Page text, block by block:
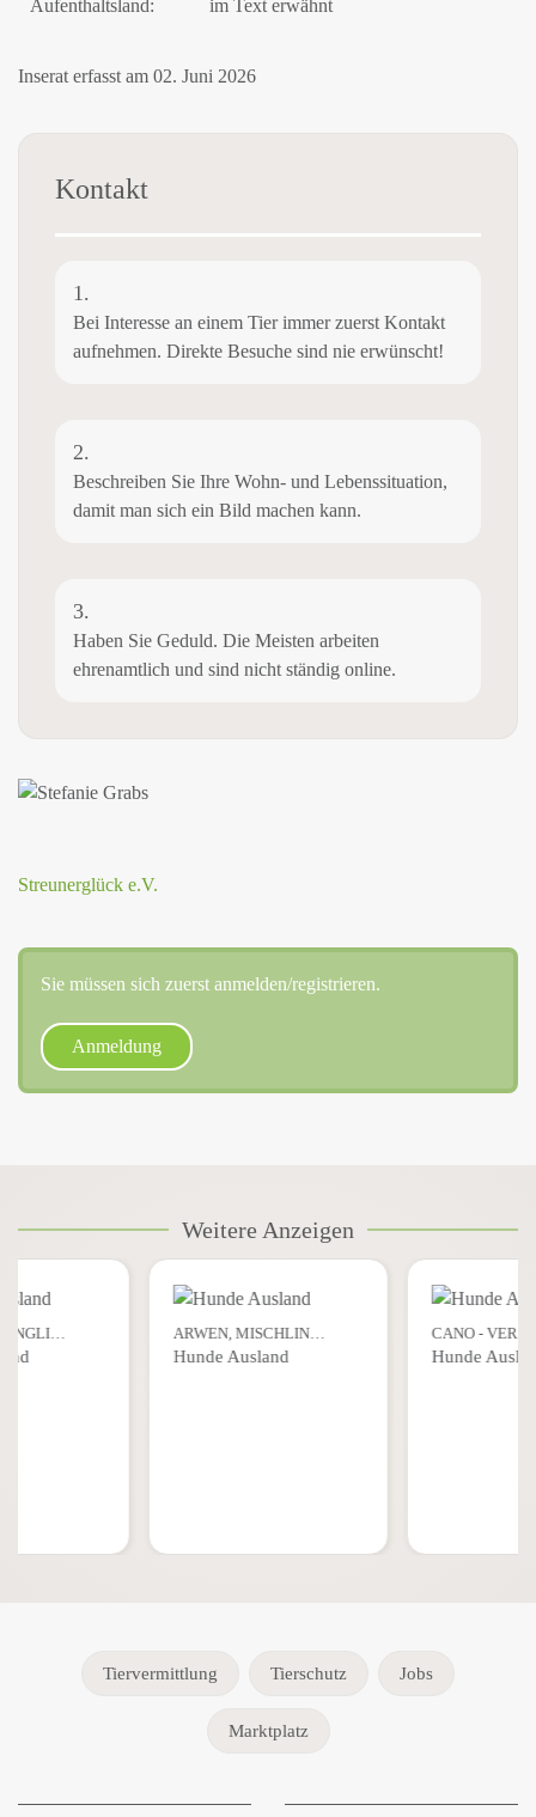
Aufenthaltsland: im Text erwähnt
Inserat erfasst am 02. Juni 2026
Kontakt
1.
Bei Interesse an einem Tier immer zuerst Kontakt
aufnehmen. Direkte Besuche sind nie erwünscht!
2.
Beschreiben Sie Ihre Wohn- und Lebenssituation,
damit man sich ein Bild machen kann.
3.
Haben Sie Geduld. Die Meisten arbeiten
ehrenamtlich und sind nicht ständig online.
Streunerglück e.V.
Sie müssen sich zuerst anmelden/registrieren.
Anmeldung
Weitere Anzeigen
ARWEN, MISCHLIN…
Hunde Ausland
CANO -
Hunde
Tiervermittlung Tierschutz Jobs
Marktplatz